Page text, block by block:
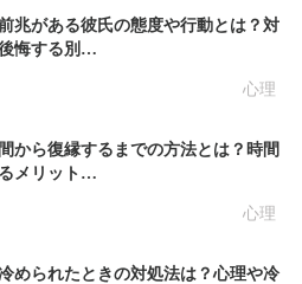
心理
兆がある彼氏の態度や行動とは？対
悔する別…
心理
から復縁するまでの方法とは？時間
メリット…
められたときの対処法は？心理や冷